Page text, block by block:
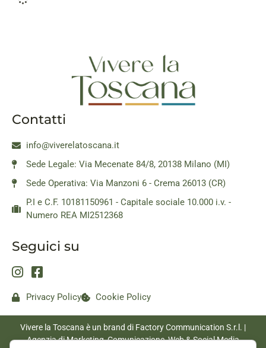
Contatti
info@viverelatoscana.it
Sede Legale: Via Mecenate 84/8, 20138 Milano (MI)
Sede Operativa: Via Manzoni 6 - Crema 26013 (CR)
P.I e C.F. 10181150961 - Capitale sociale 10.000 i.v. -
Numero REA MI2512368
Seguici su
Privacy Policy Cookie Policy
Vivere la Toscana è un brand di Factory Communication S.r.l. |
Agenzia di Marketing, Comunicazione, Web & Social Media